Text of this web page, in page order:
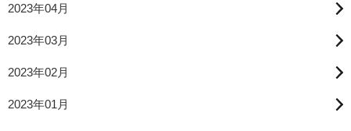
2023年04月
2023年03月
2023年02月
2023年01月